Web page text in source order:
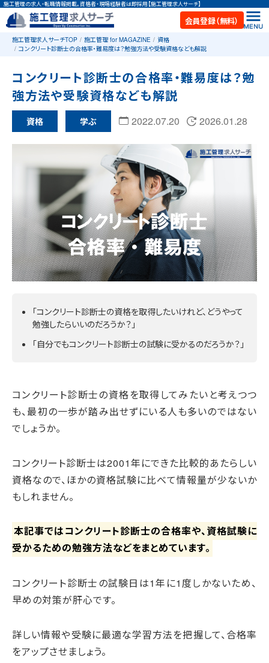
施工管理の求人・転職情報掲載。資格者・現場経験者は即採用【施工管理求人サーチ】
会員登録（無料）
施工管理求人サーチTOP 施工管理 for MAGAZINE
資格
コンクリート診断士の合格率・難易度は？勉強方法や受験資格なども解説
コンクリート診断士の合格率・難易度は？勉
強方法や受験資格なども解説
資格 学ぶ 2022.07.20 2026.01.28
「コンクリート診断士の資格を取得したいけれど、どうやって
勉強したらいいのだろうか？」
「自分でもコンクリート診断士の試験に受かるのだろうか？」
コンクリート診断士の資格を取得してみたいと考えつつ
も、最初の一歩が踏み出せずにいる人も多いのではない
でしょうか。
コンクリート診断士は2001年にできた比較的あたらしい
資格なので、ほかの資格試験に比べて情報量が少ないか
もしれません。
本記事ではコンクリート診断士の合格率や、資格試験に
受かるための勉強方法などをまとめています。
コンクリート診断士の試験日は1年に1度しかないため、
早めの対策が肝心です。
詳しい情報や受験に最適な学習方法を把握して、合格率
をアップさせましょう。